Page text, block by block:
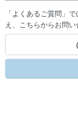
「よくあるご質問」
え、こちらからお問い